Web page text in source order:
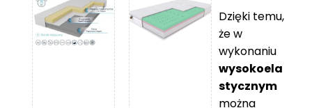
7
000 zł
8
865 zł
Dzięki temu,
że w
wykonaniu
wysokoela
stycznym
można